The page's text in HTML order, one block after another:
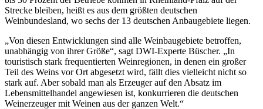
Strecke bleiben, heißt es aus dem größten deutschen
Weinbundesland, wo sechs der 13 deutschen Anbaugebiete liegen.
„Von diesen Entwicklungen sind alle Weinbaugebiete betroffen,
unabhängig von ihrer Größe“, sagt DWI-Experte Büscher. „In
touristisch stark frequentierten Weinregionen, in denen ein großer
Teil des Weins vor Ort abgesetzt wird, fällt dies vielleicht nicht so
stark auf. Aber sobald man als Erzeuger auf den Absatz im
Lebensmittelhandel angewiesen ist, konkurrieren die deutschen
Weinerzeuger mit Weinen aus der ganzen Welt.“